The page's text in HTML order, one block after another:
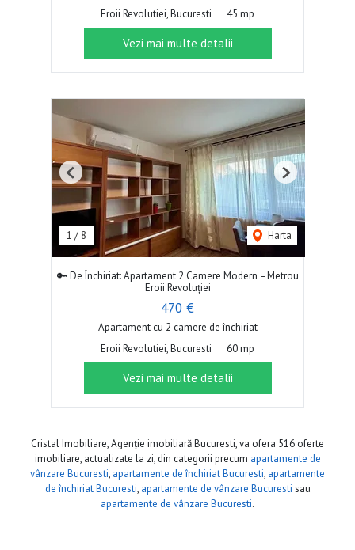
Eroii Revolutiei, Bucuresti
45 mp
Vezi mai multe detalii
1 / 8 Harta
Previous Next
🔑 De Închiriat: Apartament 2 Camere Modern –Metrou
Eroii Revoluției
470 €
Apartament cu 2 camere de închiriat
Eroii Revolutiei, Bucuresti
60 mp
Vezi mai multe detalii
Cristal Imobiliare, Agenție imobiliară Bucuresti, va ofera 516 oferte
imobiliare, actualizate la zi, din categorii precum apartamente de
vânzare Bucuresti, apartamente de închiriat Bucuresti, apartamente
de închiriat Bucuresti, apartamente de vânzare Bucuresti sau
apartamente de vânzare Bucuresti.